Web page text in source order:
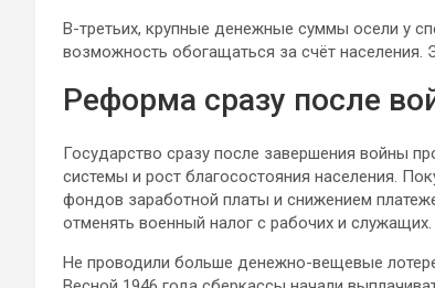
В-третьих, крупные денежные суммы осели у
возможность обогащаться за счёт населения.
Реформа сразу после
Государство сразу после завершения войны
системы и рост благосостояния населения.
фондов заработной платы и снижением
отменять военный налог с рабочих и
Не проводили больше денежно-вещевые